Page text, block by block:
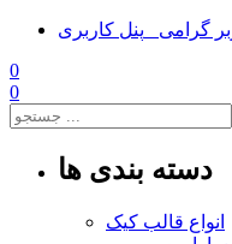
گرامی
پنل کاربری
0
0
دسته بندی ها
انواع قالب کیک